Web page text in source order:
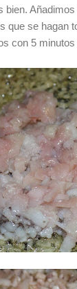
bien.
que se hagan
con 5